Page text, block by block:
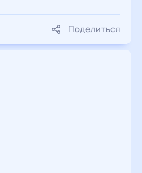
Поделиться